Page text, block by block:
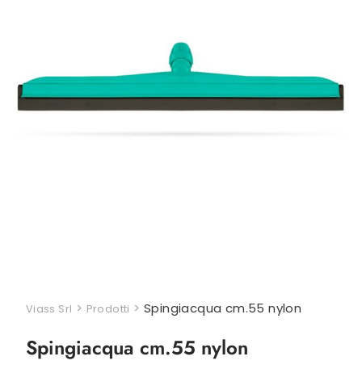
Viass Srl > Prodotti > Spingiacqua cm.55 nylon
Spingiacqua cm.55 nylon